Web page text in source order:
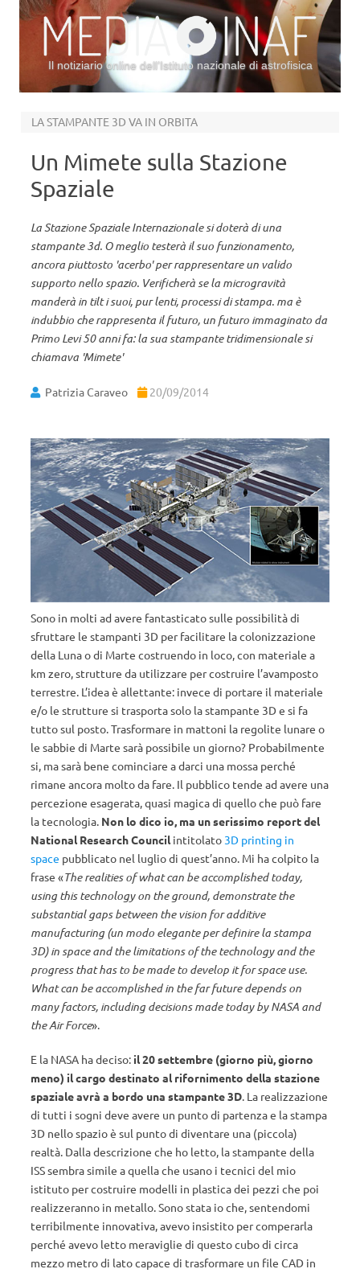
Il notiziario online dell’Istituto nazionale di astrofisica
LA STAMPANTE 3D VA IN ORBITA
Un Mimete sulla Stazione
Spaziale
La Stazione Spaziale Internazionale si doterà di una
stampante 3d. O meglio testerà il suo funzionamento,
ancora piuttosto 'acerbo' per rappresentare un valido
supporto nello spazio. Verificherà se la microgravità
manderà in tilt i suoi, pur lenti, processi di stampa. ma è
indubbio che rappresenta il futuro, un futuro immaginato da
Primo Levi 50 anni fa: la sua stampante tridimensionale si
chiamava 'Mimete'
Patrizia Caraveo 20/09/2014
Sono in molti ad avere fantasticato sulle possibilità di
sfruttare le stampanti 3D per facilitare la colonizzazione
della Luna o di Marte costruendo in loco, con materiale a
km zero, strutture da utilizzare per costruire l’avamposto
terrestre. L’idea è allettante: invece di portare il materiale
e/o le strutture si trasporta solo la stampante 3D e si fa
tutto sul posto. Trasformare in mattoni la regolite lunare o
le sabbie di Marte sarà possibile un giorno? Probabilmente
si, ma sarà bene cominciare a darci una mossa perché
rimane ancora molto da fare. Il pubblico tende ad avere una
percezione esagerata, quasi magica di quello che può fare
la tecnologia. Non lo dico io, ma un serissimo report del
National Research Councilintitolato 3D printing in
space pubblicato nel luglio di quest’anno. Mi ha colpito la
frase «The realities of what can be accomplished today,
using this technology on the ground, demonstrate the
substantial gaps between the vision for additive
manufacturing (un modo elegante per definire la stampa
3D) in space and the limitations of the technology and the
progress that has to be made to develop it for space use.
What can be accomplished in the far future depends on
many factors, including decisions made today by NASA and
the Air Force».
E la NASA ha deciso: il 20 settembre (giorno più, giorno
meno) il cargo destinato al rifornimento della stazione
spaziale avrà a bordo una stampante 3D. La realizzazione
di tutti i sogni deve avere un punto di partenza e la stampa
3D nello spazio è sul punto di diventare una (piccola)
realtà. Dalla descrizione che ho letto, la stampante della
ISS sembra simile a quella che usano i tecnici del mio
istituto per costruire modelli in plastica dei pezzi che poi
realizzeranno in metallo. Sono stata io che, sentendomi
terribilmente innovativa, avevo insistito per comperarla
perché avevo letto meraviglie di questo cubo di circa
mezzo metro di lato capace di trasformare un file CAD in